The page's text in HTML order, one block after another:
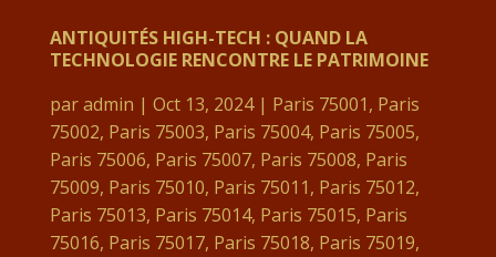
ANTIQUITÉS HIGH-TECH : QUAND LA
TECHNOLOGIE RENCONTRE LE PATRIMOINE
paradmin | Oct 13, 2024| Paris 75001, Paris
75002, Paris 75003, Paris 75004, Paris 75005,
Paris 75006, Paris 75007, Paris 75008, Paris
75009, Paris 75010, Paris 75011, Paris 75012,
Paris 75013, Paris 75014, Paris 75015, Paris
75016, Paris 75017, Paris 75018, Paris 75019,